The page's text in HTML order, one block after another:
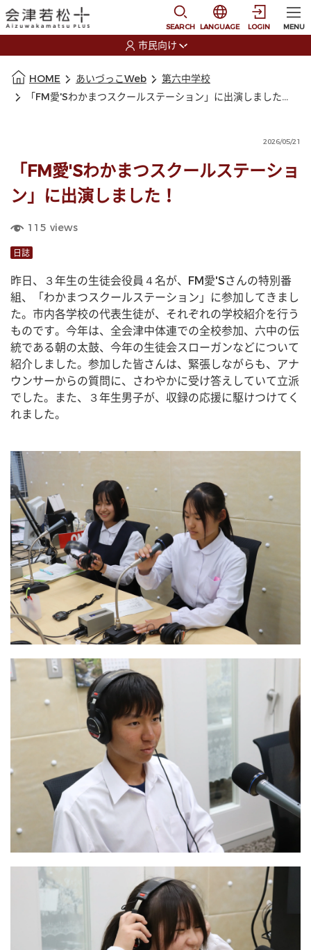
SEARCH
選択すると言語の切
LANGUAGE LOGIN MENU
市民向け
HOME あいづっこWeb
第六中学校
「FM愛'Sわかまつスクールステーション」に出演しました！
2026/05/21
「FM愛'Sわかまつスクールステーショ
ン」に出演しました！
115 views
日誌
昨日、３年生の生徒会役員４名が、FM愛'Sさんの特別番
組、「わかまつスクールステーション」に参加してきまし
た。市内各学校の代表生徒が、それぞれの学校紹介を行う
ものです。今年は、全会津中体連での全校参加、六中の伝
統である朝の太鼓、今年の生徒会スローガンなどについて
紹介しました。参加した皆さんは、緊張しながらも、アナ
ウンサーからの質問に、さわやかに受け答えしていて立派
でした。また、３年生男子が、収録の応援に駆けつけてく
れました。